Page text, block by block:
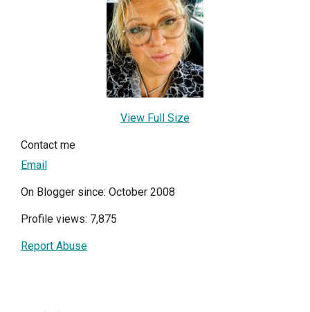
View Full Size
Contact me
Email
On Blogger since: October 2008
Profile views: 7,875
Report Abuse